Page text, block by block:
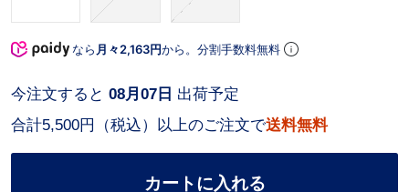
なら 月々2,163円から。分割手数料無料
合計5,500円（税込）以上のご注文で送料無料
今注文すると 08月07日 出荷予定
カートに入れる